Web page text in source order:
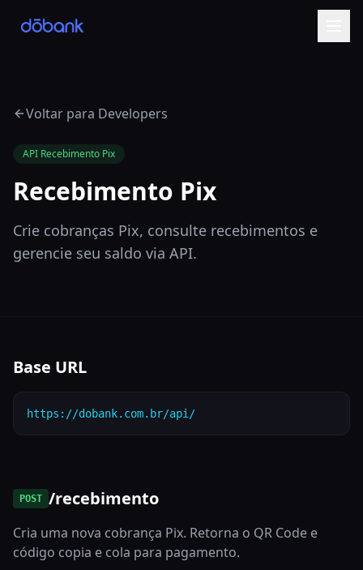
Voltar para Developers
API Recebimento Pix
Recebimento Pix
Crie cobranças Pix, consulte recebimentos e
gerencie seu saldo via API.
Base URL
https://dobank.com.br/api/
POST /recebimento
Cria uma nova cobrança Pix. Retorna o QR Code e
código copia e cola para pagamento.